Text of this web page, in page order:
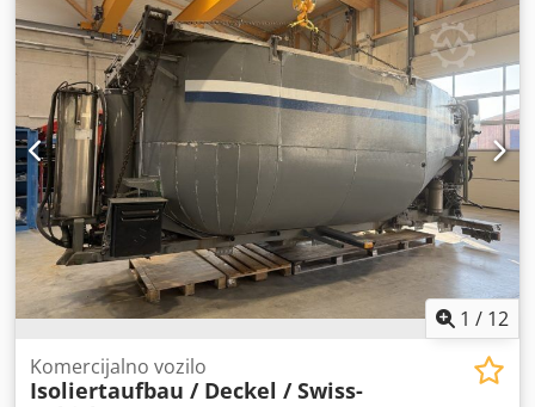
1 / 12
Komercijalno vozilo
Isoliertaufbau / Deckel / Swiss-